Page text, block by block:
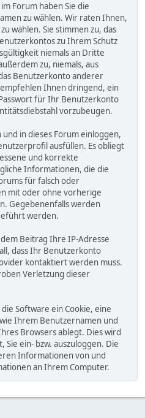
Forum haben Sie die
zu wählen. Wir raten Ihnen,
wählen. Sie stimmen zu, das
zu Ihrem Schutz
niemals an Dritte
zu, niemals, aus
Benutzerkonto anderer
Ihnen dringend, ein
für Ihr Benutzerkonto
vorzubeugen.
in dieses Forum einloggen,
ausfüllen. Es obliegt
und korrekte
Informationen, die die
für falsch oder
mit oder ohne vorherige
Gegebenenfalls werden
werden.
Beitrag Ihre IP-Adresse
dass Ihr Benutzerkonto
kontaktiert werden muss.
Verletzung dieser
Software ein Cookie, eine
Ihrem Benutzernamen und
Browsers ablegt. Dies wird
Sie ein- bzw. auszuloggen. Die
Informationen von und
an Ihrem Computer.